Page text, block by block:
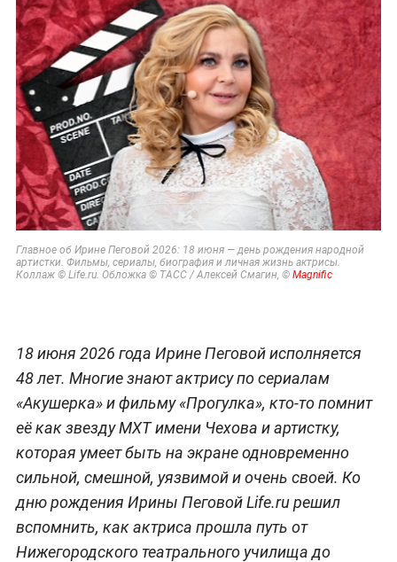
Главное об Ирине Пеговой 2026: 18 июня — день рождения народной
артистки. Фильмы, сериалы, биография и личная жизнь актрисы.
Коллаж © Life.ru. Обложка © ТАСС / Алексей Смагин, © Magnific
18 июня 2026 года Ирине Пеговой исполняется
48 лет. Многие знают актрису по сериалам
«Акушерка» и фильму «Прогулка», кто-то помнит
её как звезду МХТ имени Чехова и артистку,
которая умеет быть на экране одновременно
сильной, смешной, уязвимой и очень своей. Ко
дню рождения Ирины Пеговой Life.ru решил
вспомнить, как актриса прошла путь от
Нижегородского театрального училища до